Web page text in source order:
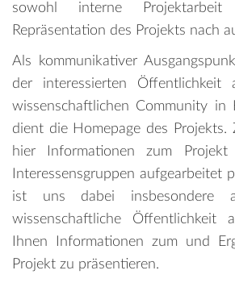
sowohl interne
Repräsentation des Projekts nach
Als kommunikativer
der interessierten
wissenschaftlichen Community in
dient die Homepage des Projekts.
hier Informationen zum Projekt
Interessensgruppen aufgearbeitet
ist uns dabei insbesondere
wissenschaftliche Öffentlichkeit
Ihnen Informationen zum und
Projekt zu präsentieren.